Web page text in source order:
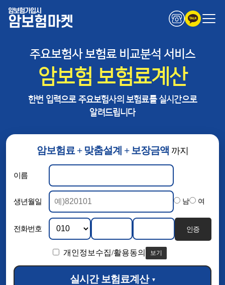
암보험가입시
암보험마켓
암보험료 + 맞춤설계 + 보장금액 까지
이름
생년월일 남 여
전화번호 인증
개인정보수집/활용동의 보기
실시간 보험료계산 ▼
주요보험사 보험료 비교분석 서비스
암보험 보험료계산
한번 입력으로 주요보험사의 보험료를 실시간으로
알려드립니다